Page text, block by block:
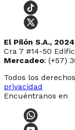
El Pilón S.A., 2024
Cra 7 #14-50
Mercadeo: (+57)
Todos los
privacidad
Encuéntranos en